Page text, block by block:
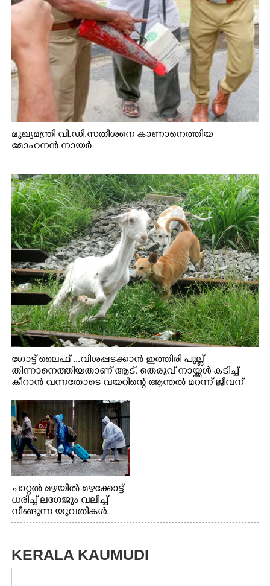
മുഖ്യമന്ത്രി വി.ഡി.സതീശനെ കാണാനെത്തിയ
മോഹനൻ നായർ
ഗോട്ട് ലൈഫ് ...വിശപ്പടക്കാൻ ഇത്തിരി പുല്ല്
തിന്നാനെത്തിയതാണ് ആട്. തെരുവ് നായ്ക്കൾ കടിച്ച്
കീറാൻ വന്നതോടെ വയറിന്റെ ആന്തൽ മറന്ന് ജീവന്
വേണ്ടിയായി ഓട്ടം. എറണാകുളം വാത്തുരുത്തിയിൽ
നിന്നുള്ള കാഴ്ച
ചാറ്റൽ മഴയിൽ മഴക്കോട്ട്
ധരിച്ച് ലഗേജും വലിച്ച്
നീങ്ങുന്ന യുവതികൾ.
എറണാകുളം മേനകയിൽ
KERALA KAUMUDI